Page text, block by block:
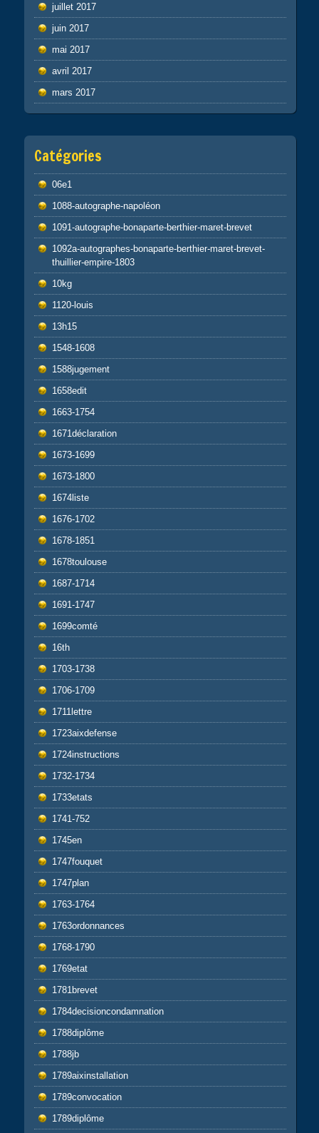
juillet 2017
juin 2017
mai 2017
avril 2017
mars 2017
Catégories
06e1
1088-autographe-napoléon
1091-autographe-bonaparte-berthier-maret-brevet
1092a-autographes-bonaparte-berthier-maret-brevet-
thuillier-empire-1803
10kg
1120-louis
13h15
1548-1608
1588jugement
1658edit
1663-1754
1671déclaration
1673-1699
1673-1800
1674liste
1676-1702
1678-1851
1678toulouse
1687-1714
1691-1747
1699comté
16th
1703-1738
1706-1709
1711lettre
1723aixdefense
1724instructions
1732-1734
1733etats
1741-752
1745en
1747fouquet
1747plan
1763-1764
1763ordonnances
1768-1790
1769etat
1781brevet
1784decisioncondamnation
1788diplôme
1788jb
1789aixinstallation
1789convocation
1789diplôme